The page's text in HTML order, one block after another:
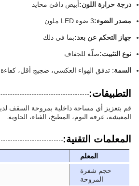
درجة حرارة اللون:أبيض دافئ محايد
مصدر الضوء:3 ضوء LED ملون
جهاز التحكم عن بعد:بما في ذلك
نوع التثبيت:صلّة للجفاف
السمة: تدفق الهواء العكسي، ضجيج أقل، كفاءة
التطبيقات:
قم بتعزيز أي مساحة داخلية بمروحة السقف
المعيشة، غرفة النوم، المطبخ، الفناء، الحاوية.
المعلمات التقنية:
المعلم
حجم شفرة
المروحة